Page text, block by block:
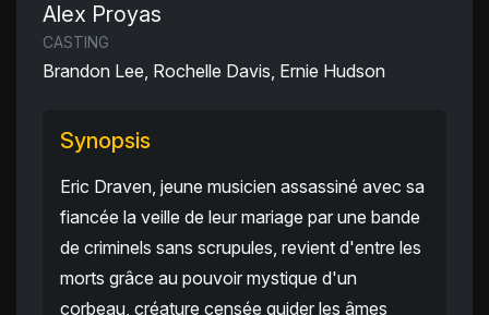
Alex Proyas
CASTING
Brandon Lee, Rochelle Davis, Ernie Hudson
Synopsis
Eric Draven, jeune musicien assassiné avec sa
fiancée la veille de leur mariage par une bande
de criminels sans scrupules, revient d'entre les
morts grâce au pouvoir mystique d'un
corbeau, créature censée guider les âmes